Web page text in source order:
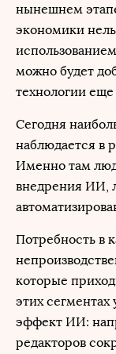
нынешнем
экономики
можно будет
технологии
Сегодня
наблюдается в
Именно там
внедрения ИИ,
Потребность в
которые
этих
эффект ИИ:
редакторов